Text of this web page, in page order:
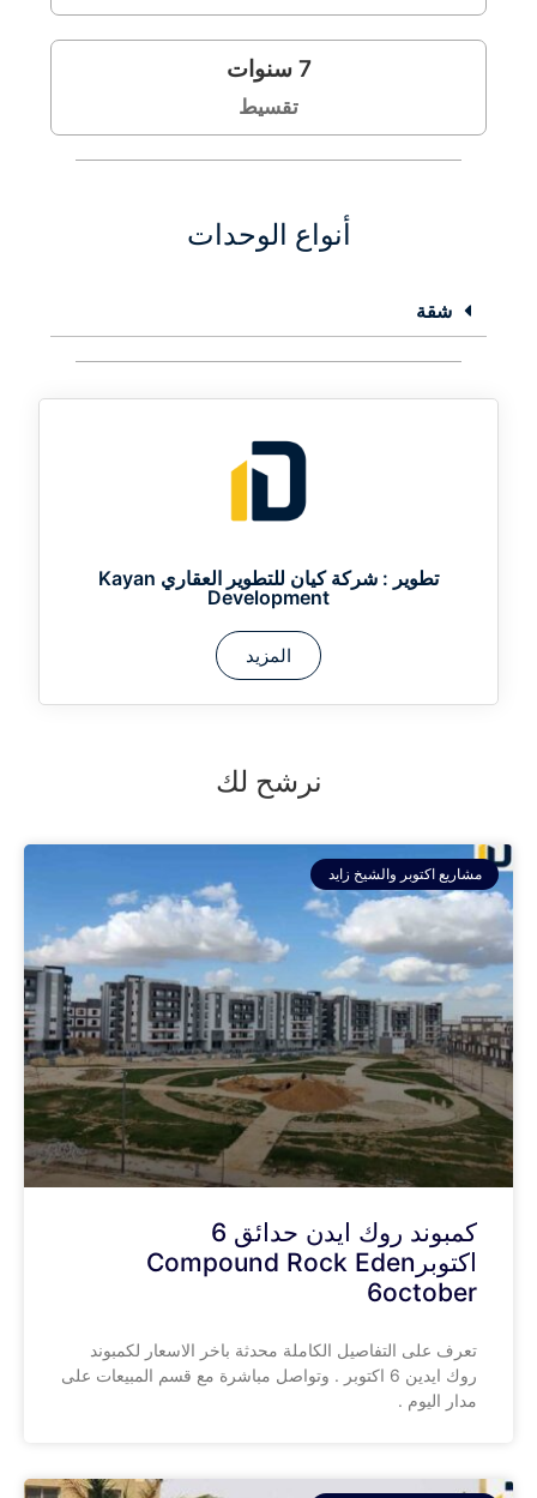
7 سنوات
تقسيط
أنواع الوحدات
شقة
تطوير :
شركة كيان للتطوير العقاري Kayan
Development
المزيد
نرشح لك
مشاريع اكتوبر والشيخ زايد
كمبوند روك ايدن حدائق 6
اكتوبرCompound Rock Eden
6october
تعرف على التفاصيل الكاملة محدثة باخر الاسعار لكمبوند
روك ايدين 6 اكتوبر . وتواصل مباشرة مع قسم المبيعات على
مدار اليوم .